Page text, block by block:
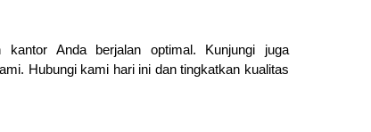
Anda berjalan optimal. Kunjungi juga
Hubungi kami hari ini dan tingkatkan kualitas